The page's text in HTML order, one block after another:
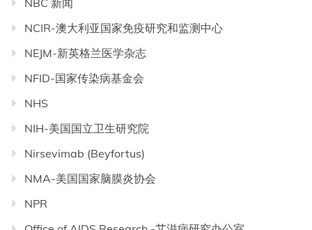
NBC 新闻
NCIR-澳大利亚国家免疫研究和监测中心
NEJM-新英格兰医学杂志
NFID-国家传染病基金会
NHS
NIH-美国国立卫生研究院
Nirsevimab (Beyfortus)
NMA-美国国家脑膜炎协会
NPR